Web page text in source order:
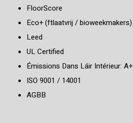
FloorScore
Eco+ (ftlaatvrij / bioweekmakers)
Leed
UL Certified
Émissions Dans Láir Intérieur: A+
ISO 9001 / 14001
AGBB